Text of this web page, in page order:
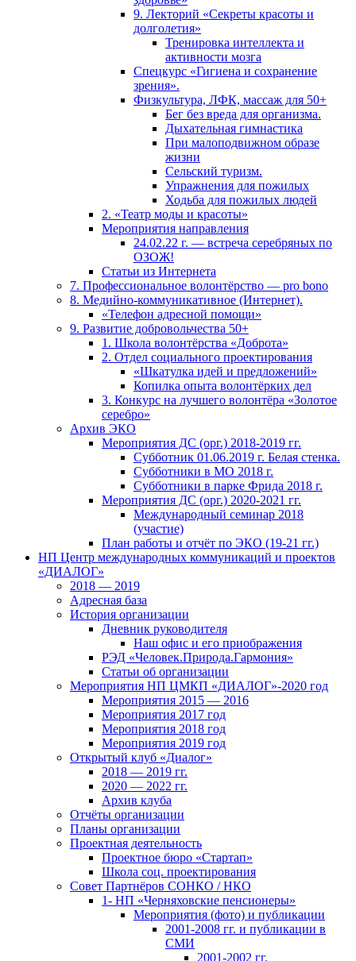
9. Лекторий «Секреты красоты и
долголетия»
Тренировка интеллекта и
активности мозга
Спецкурс «Гигиена и сохранение
зрения».
Физкультура, ЛФК, массаж для 50+
Бег без вреда для организма.
Дыхательная гимнастика
При малоподвижном образе
жизни
Сельский туризм.
Упражнения для пожилых
Ходьба для пожилых людей
2. «Театр моды и красоты»
Мероприятия направления
24.02.22 г. — встреча серебряных по
ОЗОЖ!
Статьи из Интернета
7. Профессиональное волонтёрство — pro bono
8. Медийно-коммуникативное (Интернет).
«Телефон адресной помощи»
9. Развитие добровольчества 50+
1. Школа волонтёрства «Доброта»
2. Отдел социального проектирования
«Шкатулка идей и предложений»
Копилка опыта волонтёрких дел
3. Конкурс на лучшего волонтёра «Золотое
серебро»
Архив ЭКО
Мероприятия ДС (орг.) 2018-2019 гг.
Субботник 01.06.2019 г. Белая стенка.
Субботники в МО 2018 г.
Субботники в парке Фрида 2018 г.
Мероприятия ДС (орг.) 2020-2021 гг.
Международный семинар 2018
(участие)
План работы и отчёт по ЭКО (19-21 гг.)
НП Центр международных коммуникаций и проектов
«ДИАЛОГ»
2018 — 2019
Адресная база
История организации
Дневник руководителя
Наш офис и его приображения
РЭД «Человек.Природа.Гармония»
Статьи об организации
Мероприятия НП ЦМКП «ДИАЛОГ»-2020 год
Мероприятия 2015 — 2016
Мероприятия 2017 год
Мероприятия 2018 год
Мероприятия 2019 год
Открытый клуб «Диалог»
2018 — 2019 гг.
2020 — 2022 гг.
Архив клуба
Отчёты организации
Планы организации
Проектная деятельность
Проектное бюро «Стартап»
Школа соц. проектирования
Совет Партнёров СОНКО / НКО
1- НП «Черняховские пенсионеры»
Мероприятия (фото) и публикации
2001-2008 гг. и публикации в
СМИ
2001-2002 гг.